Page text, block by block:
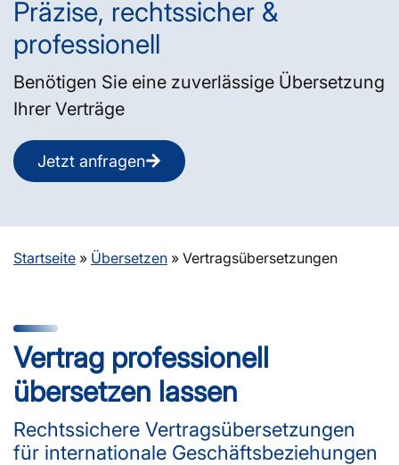
Präzise, rechtssicher &
professionell
Benötigen Sie eine zuverlässige Übersetzung
Ihrer Verträge
Jetzt anfragen
Startseite » Übersetzen » Vertrags­übersetzungen
Vertrag professionell
übersetzen lassen
Rechtssichere Vertragsübersetzungen
für internationale Geschäftsbeziehungen